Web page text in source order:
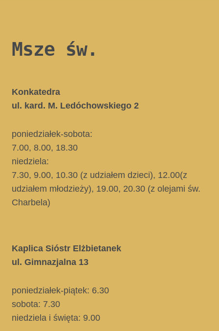
Msze św.
Konkatedra
ul. kard. M. Ledóchowskiego 2
poniedziałek-sobota:
7.00, 8.00, 18.30
niedziela:
7.30, 9.00, 10.30 (z udziałem dzieci), 12.00(z
udziałem młodzieży), 19.00, 20.30 (z olejami św.
Charbela)
Kaplica Sióstr Elżbietanek
ul. Gimnazjalna 13
poniedziałek-piątek: 6.30
sobota: 7.30
niedziela i święta: 9.00